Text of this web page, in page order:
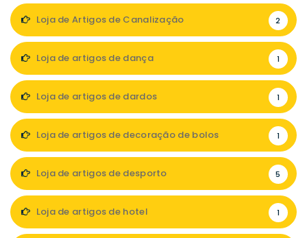
Loja de Artigos de Canalização 2
Loja de artigos de dança 1
Loja de artigos de dardos 1
Loja de artigos de decoração de bolos 1
Loja de artigos de desporto 5
Loja de artigos de hotel 1